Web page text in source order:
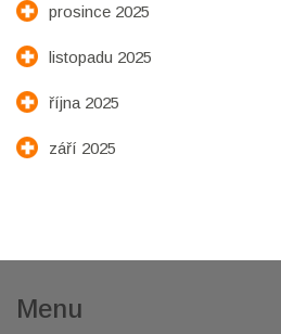
prosince 2025
listopadu 2025
října 2025
září 2025
Menu